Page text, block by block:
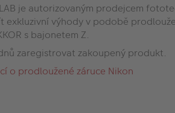
je autorizovaným prodejcem
exkluzivní výhody v podobě
s bajonetem Z.
zaregistrovat zakoupený produkt.
o prodloužené záruce Nikon